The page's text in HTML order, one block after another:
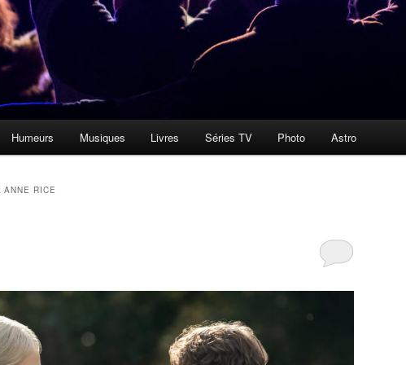
Humeurs Musiques Livres Séries TV Photo Astro
ANNE RICE